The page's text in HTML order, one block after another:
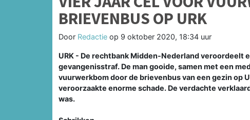
BRIEVENBUS OP URK
Door Redactie op 9 oktober 2020, 18:34 uur
URK - De rechtbank Midden-Nederland veroordeelt
gevangenisstraf. De man gooide, samen met een
vuurwerkbom door de brievenbus van een gezin op
veroorzaakte enorme schade. De verdachte
was.